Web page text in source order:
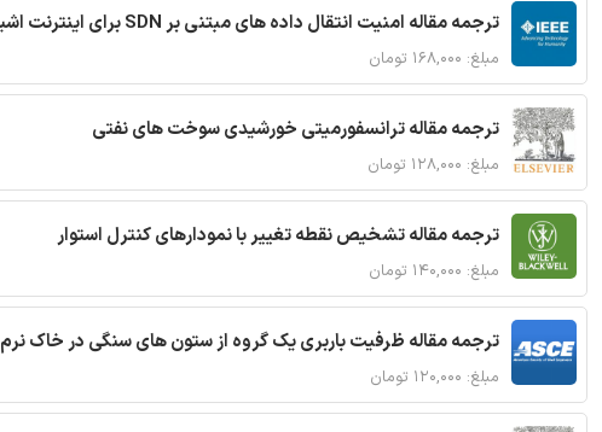
ترجمه مقاله امنیت انتقال داده های مبتنی بر SDN برای اینترنت اشیا
مبلغ: ۱۶۸,۰۰۰ تومان
ترجمه مقاله ترانسفورمیتی خورشیدی سوخت های نفتی
مبلغ: ۱۲۸,۰۰۰ تومان
ترجمه مقاله تشخیص نقطه تغییر با نمودارهای کنترل استوار
مبلغ: ۱۴۰,۰۰۰ تومان
ترجمه مقاله ظرفیت باربری یک گروه از ستون های سنگی در خاک نرم
مبلغ: ۱۲۰,۰۰۰ تومان